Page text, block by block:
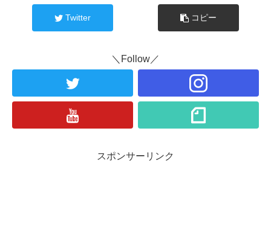
Twitter コピー
＼Follow／
スポンサーリンク